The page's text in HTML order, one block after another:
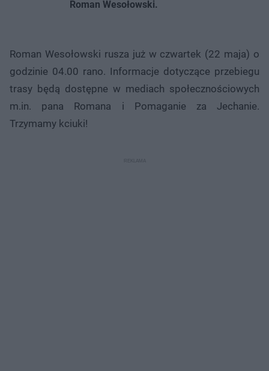
Roman Wesołowski.
Roman Wesołowski rusza już w czwartek (22 maja) o
godzinie 04.00 rano. Informacje dotyczące przebiegu
trasy będą dostępne w mediach społecznościowych
m.in. pana Romana i Pomaganie za Jechanie.
Trzymamy kciuki!